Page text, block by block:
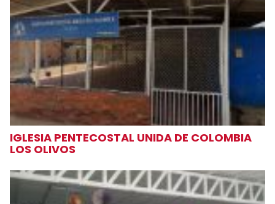
IGLESIA PENTECOSTAL UNIDA DE COLOMBIA
LOS OLIVOS